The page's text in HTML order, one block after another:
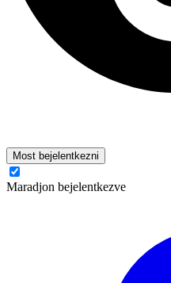
Most bejelentkezni
Maradjon bejelentkezve